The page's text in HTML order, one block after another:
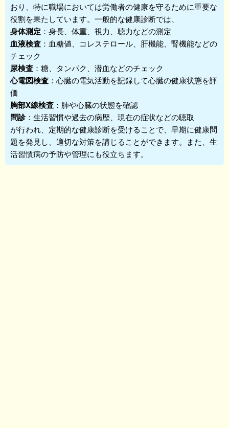
おり、特に職場においては労働者の健康を守るために重要な
役割を果たしています。一般的な健康診断では、
身体測定 ：身長、体重、視力、聴力などの測定
血液検査 ：血糖値、コレステロール、肝機能、腎機能などの
チェック
尿検査 ：糖、タンパク、潜血などのチェック
心電図検査 ：心臓の電気活動を記録して心臓の健康状態を評
価
胸部X線検査 ：肺や心臓の状態を確認
問診：生活習慣や過去の病歴、現在の症状などの聴取
が行われ、定期的な健康診断を受けることで、早期に健康問
題を発見し、適切な対策を講じることができます。また、生
活習慣病の予防や管理にも役立ちます。